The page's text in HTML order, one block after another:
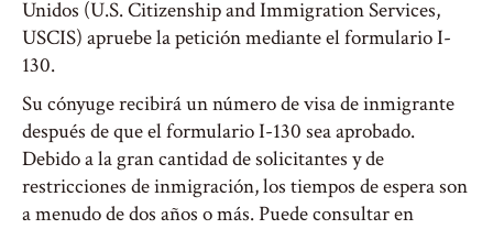
Unidos (U.S. Citizenship and Immigration Services,
USCIS) apruebe la petición mediante el formulario I-
130.
Su cónyuge recibirá un número de visa de inmigrante
después de que el formulario I-130 sea aprobado.
Debido a la gran cantidad de solicitantes y de
restricciones de inmigración, los tiempos de espera son
a menudo de dos años o más. Puede consultar en